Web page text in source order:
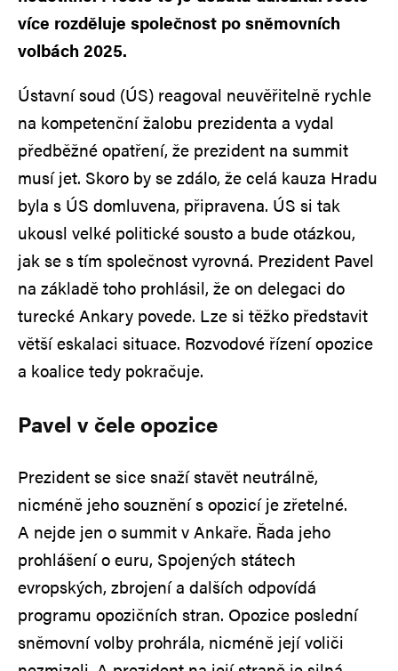
více rozděluje společnost po sněmovních
volbách 2025.
Ústavní soud (ÚS) reagoval neuvěřitelně rychle
na kompetenční žalobu prezidenta a vydal
předběžné opatření, že prezident na summit
musí jet. Skoro by se zdálo, že celá kauza Hradu
byla s ÚS domluvena, připravena. ÚS si tak
ukousl velké politické sousto a bude otázkou,
jak se s tím společnost vyrovná. Prezident Pavel
na základě toho prohlásil, že on delegaci do
turecké Ankary povede. Lze si těžko představit
větší eskalaci situace. Rozvodové řízení opozice
a koalice tedy pokračuje.
Pavel v čele opozice
Prezident se sice snaží stavět neutrálně,
nicméně jeho souznění s opozicí je zřetelné.
A nejde jen o summit v Ankaře. Řada jeho
prohlášení o euru, Spojených státech
evropských, zbrojení a dalších odpovídá
programu opozičních stran. Opozice poslední
sněmovní volby prohrála, nicméně její voliči